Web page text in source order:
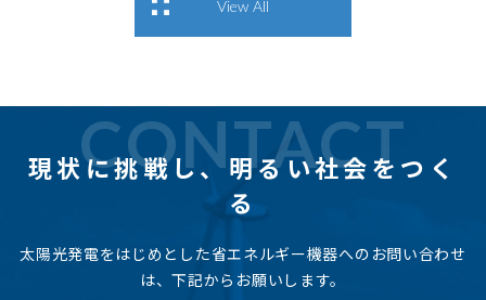
View All
CONTACT
現状に挑戦し、明るい社会をつく
る
太陽光発電をはじめとした省エネルギー機器へのお問い合わせ
は、下記からお願いします。